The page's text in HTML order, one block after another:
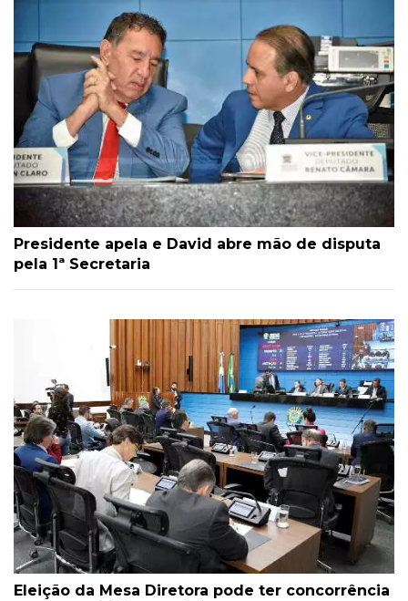
Presidente apela e David abre mão de disputa
pela 1ª Secretaria
Eleição da Mesa Diretora pode ter concorrência